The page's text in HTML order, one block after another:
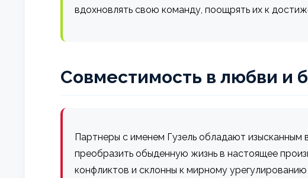
вдохновлять свою команду, поощрять их к
Совместимость в любви и
Партнеры с именем Гузель обладают изысканным
преобразить обыденную жизнь в настоящее
конфликтов и склонны к мирному урегулированию